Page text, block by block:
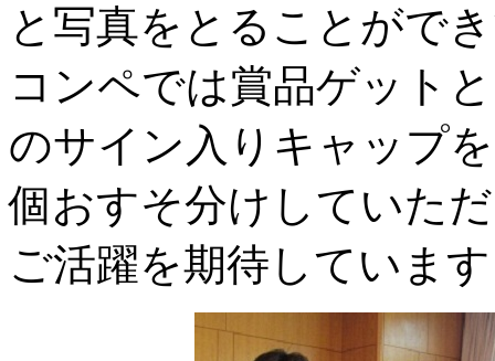
と写真をとることがで
コンペでは賞品ゲット
のサイン入りキャップ
個おすそ分けしていた
ご活躍を期待していま